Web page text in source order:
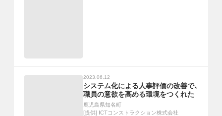
2023.06.12
システム化による人事評価の改善で、
職員の意欲を高める環境をつくれた
鹿児島県知名町
[提供] ICTコンストラクション株式会社